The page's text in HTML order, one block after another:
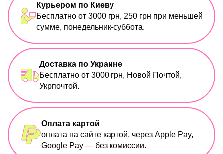
Курьером по Киеву
Бесплатно от 3000 грн, 250 грн при меньшей
сумме, понедельник-суббота.
Доставка по Украине
Бесплатно от 3000 грн, Новой Почтой,
Укрпочтой.
Оплата картой
оплата на сайте картой, через Apple Pay,
Google Pay — без комиссии.